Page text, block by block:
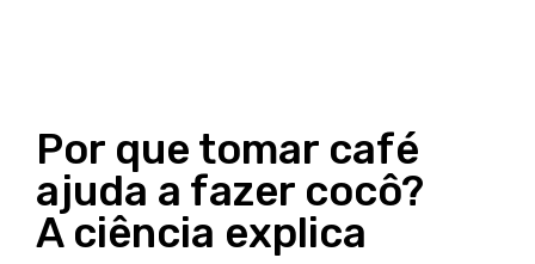
Por que tomar café
ajuda a fazer cocô?
A ciência explica